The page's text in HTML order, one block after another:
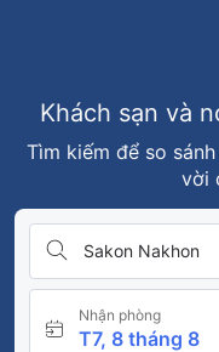
Khách sạn và
Tìm kiếm để so
vời
Sakon Nakhon
Nhận phòng
T7, 8 tháng 8